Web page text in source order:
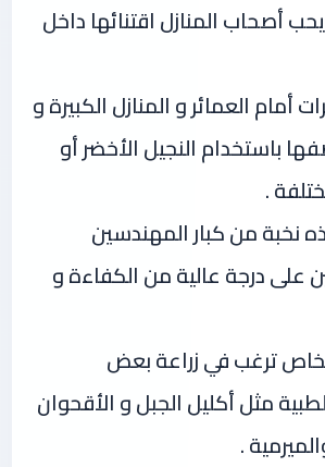
أصحاب المنازل اقتنائها داخل
أمام العمائر و المنازل الكبيرة و
باستخدام النجيل الأخضر أو
.
نخبة من كبار المهندسين
على درجة عالية من الكفاءة و
ترغب في زراعة بعض
مثل أكليل الجبل و الأقحوان
.